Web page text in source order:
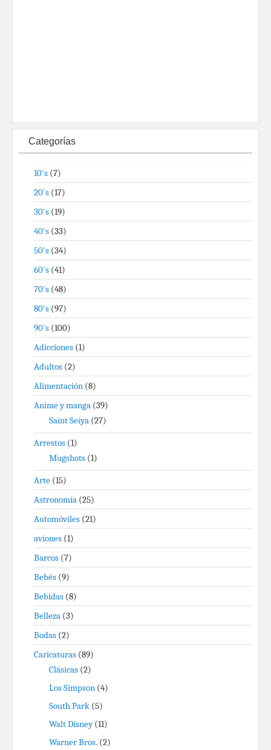
Categorías
10's (7)
20's (17)
30's (19)
40's (33)
50's (34)
60's (41)
70's (48)
80's (97)
90's (100)
Adicciones (1)
Adultos (2)
Alimentación (8)
Anime y manga (39)
Saint Seiya (27)
Arrestos (1)
Mugshots (1)
Arte (15)
Astronomía (25)
Automóviles (21)
aviones (1)
Barcos (7)
Bebés (9)
Bebidas (8)
Belleza (3)
Bodas (2)
Caricaturas (89)
Clásicas (2)
Los Simpson (4)
South Park (5)
Walt Disney(11)
Warner Bros. (2)